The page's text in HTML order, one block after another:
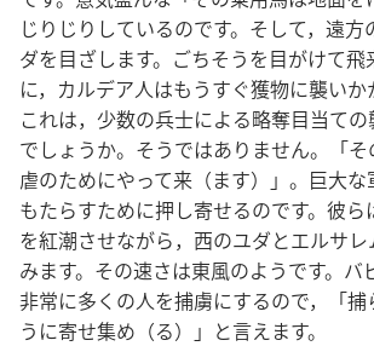
じりじりしているのです。そして，遠
ダを目ざします。ごちそうを目がけて飛
に，カルデア人はもうすぐ獲物に襲いか
これは，少数の兵士による略奪目当て
でしょうか。そうではありません。「
虐のためにやって来（ます）」。巨大な
もたらすために押し寄せるのです。彼
を紅潮させながら，西のユダとエルサ
みます。その速さは東風のようです。バ
非常に多くの人を捕虜にするので，「捕
うに寄せ集め（る）」と言えます。